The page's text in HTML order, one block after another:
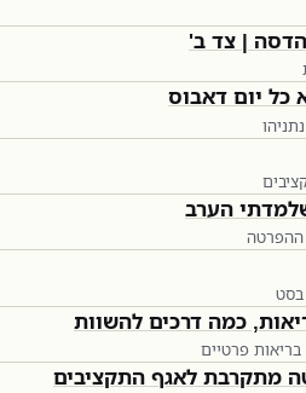
| צד ב'
כל יום דאבוס
ההפרטה
בסט
כמה דרכים להשוות
בריאות פרטיים
מתקרבת לאגף התקציבים